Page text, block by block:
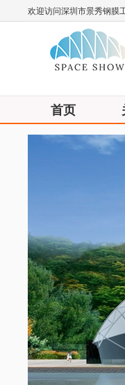
欢迎访问深圳市景秀钢膜
首页